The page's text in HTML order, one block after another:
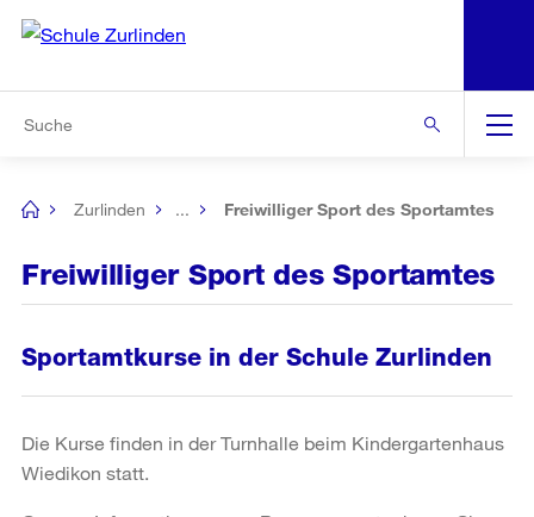
Navigation
[no
Zurlinden ... Freiwilliger Sport des Sportamtes
Freiwilliger Sport des Sportamtes
Sportamtkurse in der Schule Zurlinden
Die Kurse finden in der Turnhalle beim Kindergartenhaus
Wiedikon statt.